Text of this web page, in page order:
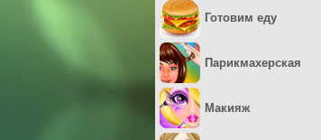
Готовим еду
Парикмахерская
Макияж